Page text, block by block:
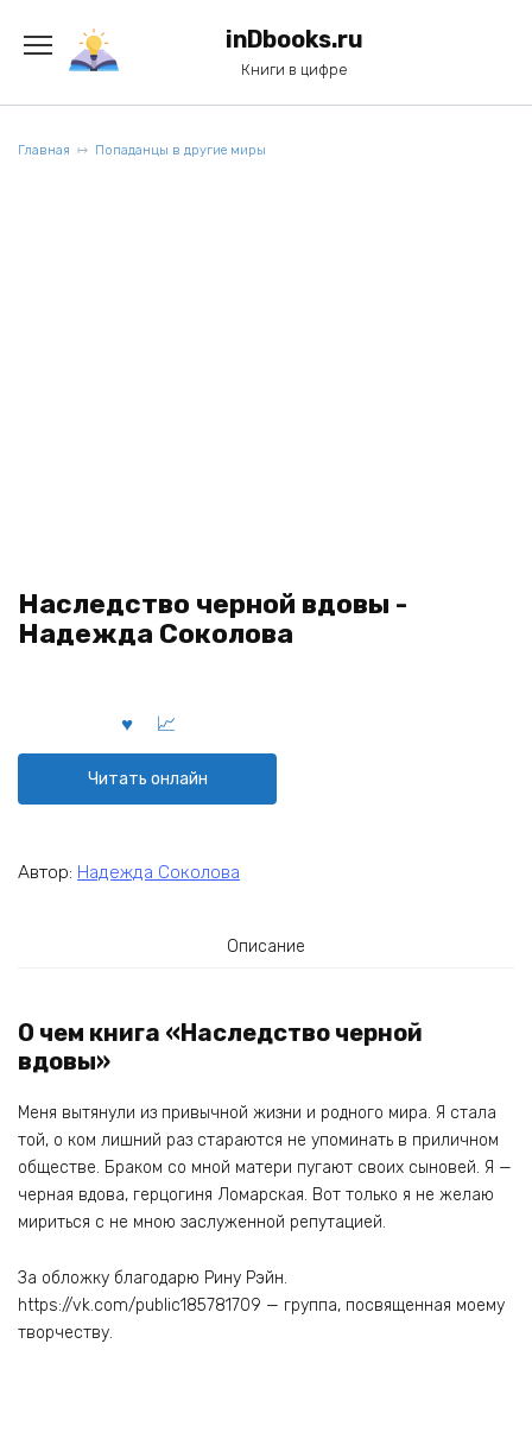
содержанию
inDbooks.ru
Книги в цифре
Главная Попаданцы в другие миры
Наследство черной вдовы -
Надежда Соколова
Читать онлайн
Автор: Надежда Соколова
Описание
О чем книга «Наследство черной
вдовы»
Меня вытянули из привычной жизни и родного мира. Я стала
той, о ком лишний раз стараются не упоминать в приличном
обществе. Браком со мной матери пугают своих сыновей. Я —
черная вдова, герцогиня Ломарская. Вот только я не желаю
мириться с не мною заслуженной репутацией.
За обложку благодарю Рину Рэйн.
https://vk.com/public185781709 — группа, посвященная моему
творчеству.